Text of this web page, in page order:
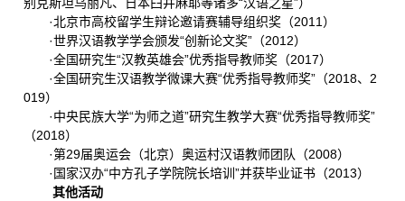
别克斯坦乌丽凡、日本臼井麻耶等诸多“汉语之星”）
·北京市高校留学生辩论邀请赛辅导组织奖（2011）
·世界汉语教学学会颁发“创新论文奖”（2012）
·全国研究生“汉教英雄会”优秀指导教师奖（2017）
·全国研究生汉语教学微课大赛“优秀指导教师奖”（2018、2
019）
·中央民族大学“为师之道”研究生教学大赛“优秀指导教师奖”
（2018）
·第29届奥运会（北京）奥运村汉语教师团队（2008）
·国家汉办“中方孔子学院院长培训”并获毕业证书（2013）
其他活动